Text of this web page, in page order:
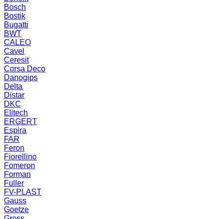
Bosch
Bostik
Bugatti
BWT
CALEO
Cavel
Ceresit
Corsa Deco
Danogips
Delta
Distar
DKC
Elitech
ERGERT
Espira
FAR
Feron
Fiorellino
Fomeron
Forman
Fuller
FV-PLAST
Gauss
Goetze